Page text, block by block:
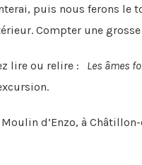
puis nous ferons le
Compter une
lire ou relire : Les âmes
d’Enzo, à